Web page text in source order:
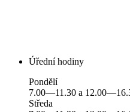
Úřední hodiny
Pondělí
7.00—11.30 a
Středa